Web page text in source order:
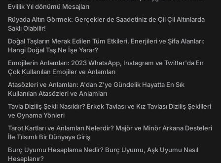
Evlilik Yıl dönümü Mesajları
Rüyada Altın Görmek: Gerçekler de Saadetiniz de Çil Çil Altınlarda
Saklı Olabilir!
Doğal Taşların Merak Edilen Tüm Etkileri, Enerjileri ve Şifa Alanları:
Hangi Doğal Taş Ne İşe Yarar?
Emojilerin Anlamları: 2023 WhatsApp, Instagram ve Twitter'da En
Çok Kullanılan Emojiler ve Anlamları
Atasözleri ve Anlamları: A'dan Z'ye Gündelik Hayatta En Sık
Kullanılan Atasözleri ve Anlamları
Tavla Diziliş Şekli Nasıldır? Erkek Tavlası ve Kız Tavlası Diziliş Şekilleri
ve Oynama Yönleri
Tarot Kartları ve Anlamları Nelerdir? Majör ve Minör Arkana Desteleri
İle Tılsımlı Bir Dünyaya Giriş
Burç Uyumu Hesaplama Nedir? Burç Uyumu, Aşk Uyumu Nasıl
Hesaplanır?